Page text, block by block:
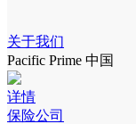
关于我们
Pacific Prime 中国
详情
保险公司